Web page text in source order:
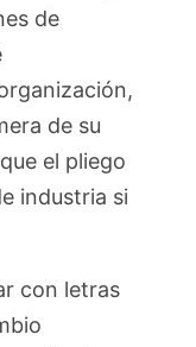
de
de su
el pliego
industria si
con letras